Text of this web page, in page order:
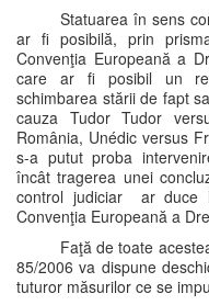
Statuarea în sens
ar fi posibilă, prin
Convenţia Europeană a
care ar fi posibil un
schimbarea stării de fapt
cauza Tudor Tudor
România, Unédic versus
s-a putut proba
încât tragerea unei
control judiciar ar duce
Convenţia Europeană a
Faţă de toate
85/2006 va dispune
tuturor măsurilor ce se